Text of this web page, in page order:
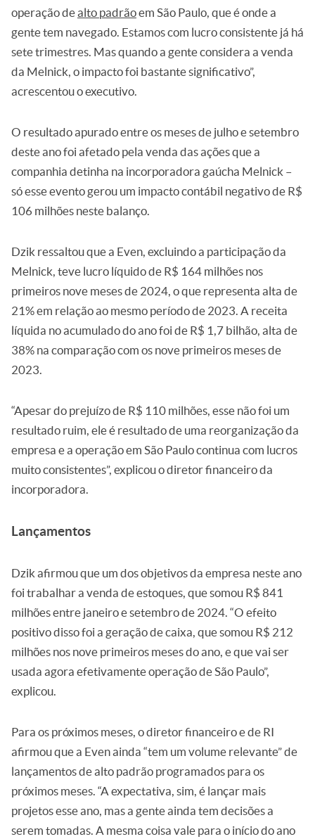
operação dealto padrãoem São Paulo, que é onde a
gente tem navegado. Estamos com lucro consistente já há
sete trimestres. Mas quando a gente considera a venda
da Melnick, o impacto foi bastante significativo”,
acrescentou o executivo.
O resultado apurado entre os meses de julho e setembro
deste ano foi afetado pela venda das ações que a
companhia detinha na incorporadora gaúcha Melnick –
só esse evento gerou um impacto contábil negativo de R$
106 milhões neste balanço.
Dzik ressaltou que a Even, excluindo a participação da
Melnick, teve lucro líquido de R$ 164 milhões nos
primeiros nove meses de 2024, o que representa alta de
21% em relação ao mesmo período de 2023. A receita
líquida no acumulado do ano foi de R$ 1,7 bilhão, alta de
38% na comparação com os nove primeiros meses de
2023.
“Apesar do prejuízo de R$ 110 milhões, esse não foi um
resultado ruim, ele é resultado de uma reorganização da
empresa e a operação em São Paulo continua com lucros
muito consistentes”, explicou o diretor financeiro da
incorporadora.
Lançamentos
Dzik afirmou que um dos objetivos da empresa neste ano
foi trabalhar a venda de estoques, que somou R$ 841
milhões entre janeiro e setembro de 2024. “O efeito
positivo disso foi a geração de caixa, que somou R$ 212
milhões nos nove primeiros meses do ano, e que vai ser
usada agora efetivamente operação de São Paulo”,
explicou.
Para os próximos meses, o diretor financeiro e de RI
afirmou que a Even ainda “tem um volume relevante” de
lançamentos de alto padrão programados para os
próximos meses. “A expectativa, sim, é lançar mais
projetos esse ano, mas a gente ainda tem decisões a
serem tomadas. A mesma coisa vale para o início do ano